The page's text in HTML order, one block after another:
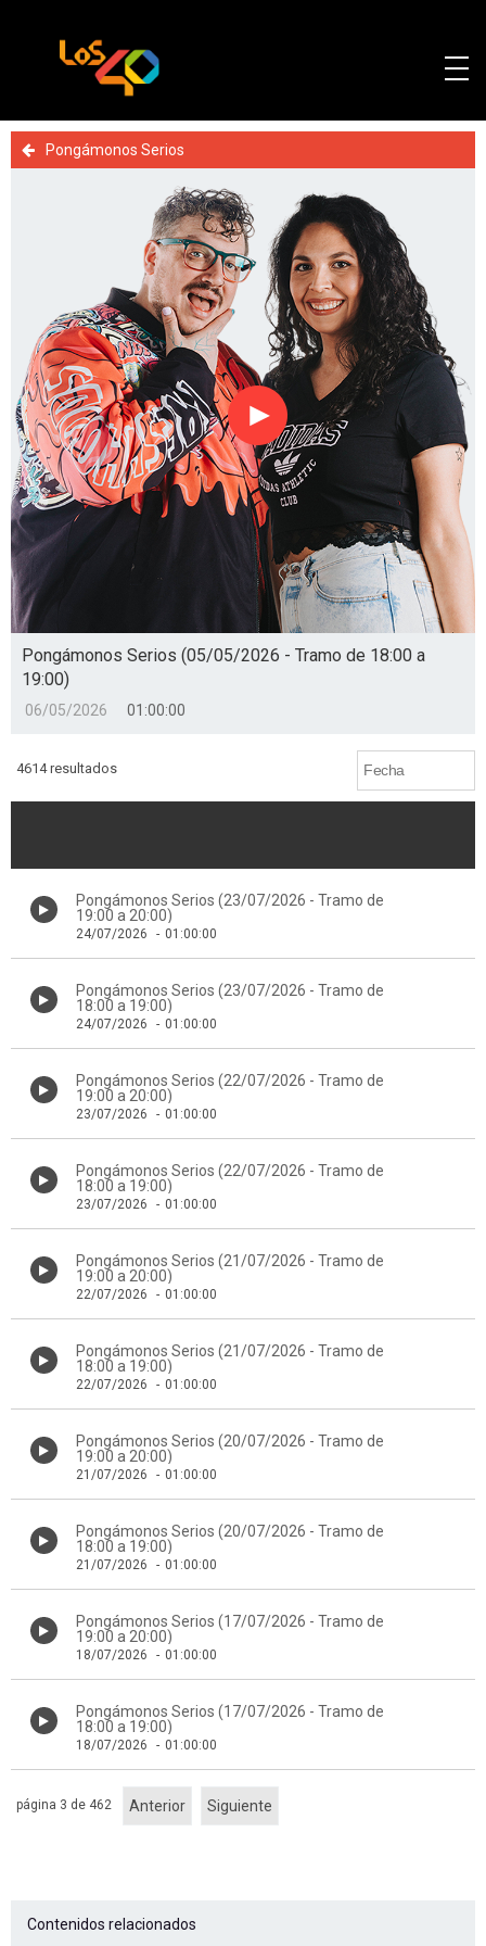
Pongámonos Serios
Reproducir
Pongámonos Serios (05/05/2026 - Tramo de 18:00 a
19:00)
06/05/2026 01:00:00
4614 resultados
Pongámonos Serios (23/07/2026 - Tramo de
19:00 a 20:00)
24/07/2026 - 01:00:00
Pongámonos Serios (23/07/2026 - Tramo de
18:00 a 19:00)
24/07/2026 - 01:00:00
Pongámonos Serios (22/07/2026 - Tramo de
19:00 a 20:00)
23/07/2026 - 01:00:00
Pongámonos Serios (22/07/2026 - Tramo de
18:00 a 19:00)
23/07/2026 - 01:00:00
Pongámonos Serios (21/07/2026 - Tramo de
19:00 a 20:00)
22/07/2026 - 01:00:00
Pongámonos Serios (21/07/2026 - Tramo de
18:00 a 19:00)
22/07/2026 - 01:00:00
Pongámonos Serios (20/07/2026 - Tramo de
19:00 a 20:00)
21/07/2026 - 01:00:00
Pongámonos Serios (20/07/2026 - Tramo de
18:00 a 19:00)
21/07/2026 - 01:00:00
Pongámonos Serios (17/07/2026 - Tramo de
19:00 a 20:00)
18/07/2026 - 01:00:00
Pongámonos Serios (17/07/2026 - Tramo de
18:00 a 19:00)
18/07/2026 - 01:00:00
Anterior Siguiente
página 3 de 462
Contenidos relacionados